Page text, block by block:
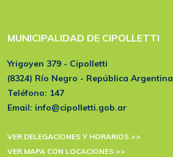
MUNICIPALIDAD DE CIPOLLETTI
Yrigoyen 379 - Cipolletti
(8324) Río Negro - República Argentina
Teléfono: 147
Email: info@cipolletti.gob.ar
VER DELEGACIONES Y HORARIOS >>
VER MAPA CON LOCACIONES >>